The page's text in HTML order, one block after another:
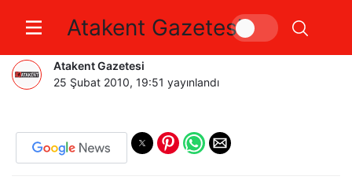
Atakent Gazetesi
YTSO ALMANYA’YA GİDİYOR
Atakent Gazetesi
25 Şubat 2010, 19:51 yayınlandı